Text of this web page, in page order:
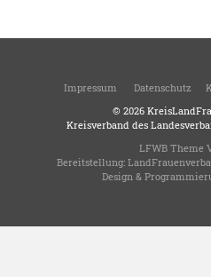
Impressum Datenschutz
© 2026
Kreisverband des
LFWB Theme
Bereitstellung:
Design &